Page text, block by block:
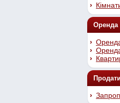
Оренда
Продати